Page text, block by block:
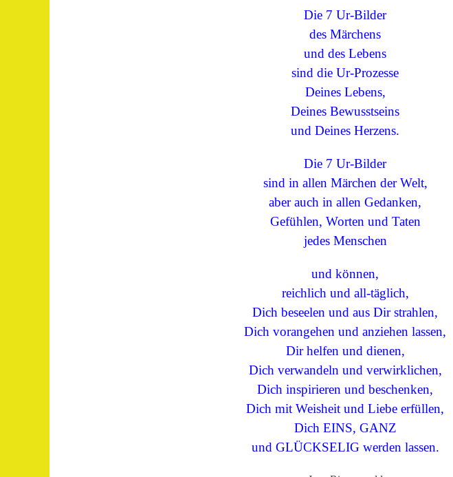
Die 7 Ur-Bilder
des Märchens
und des Lebens
sind die Ur-Prozesse
Deines Lebens,
Deines Bewusstseins
und Deines Herzens.
Die 7 Ur-Bilder
sind in allen Märchen der Welt,
aber auch in allen Gedanken,
Gefühlen, Worten und Taten
jedes Menschen
und können,
reichlich und all-täglich,
Dich beseelen und aus Dir strahlen,
Dich vorangehen und anziehen lassen,
Dir helfen und dienen,
Dich verwandeln und verwirklichen,
Dich inspirieren und beschenken,
Dich mit Weisheit und Liebe erfüllen,
Dich EINS, GANZ
und GLÜCKSELIG werden lassen.